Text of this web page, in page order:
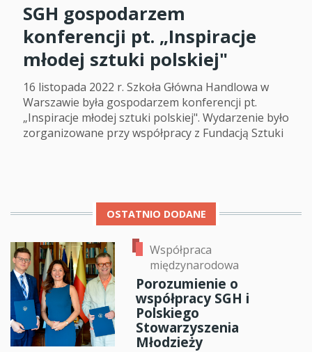
SGH gospodarzem
konferencji pt. „Inspiracje
młodej sztuki polskiej"
16 listopada 2022 r. Szkoła Główna Handlowa w
Warszawie była gospodarzem konferencji pt.
„Inspiracje młodej sztuki polskiej". Wydarzenie było
zorganizowane przy współpracy z Fundacją Sztuki
OSTATNIO DODANE
Współpraca
międzynarodowa
Porozumienie o
współpracy SGH i
Polskiego
Stowarzyszenia
Młodzieży